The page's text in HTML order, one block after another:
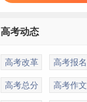
高考动态
高考改革 高考报名
高考总分 高考作文